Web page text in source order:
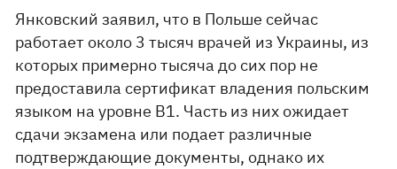
Янковский заявил, что в Польше сейчас
работает около 3 тысяч врачей из Украины, из
которых примерно тысяча до сих пор не
предоставила сертификат владения польским
языком на уровне B1. Часть из них ожидает
сдачи экзамена или подает различные
подтверждающие документы, однако их